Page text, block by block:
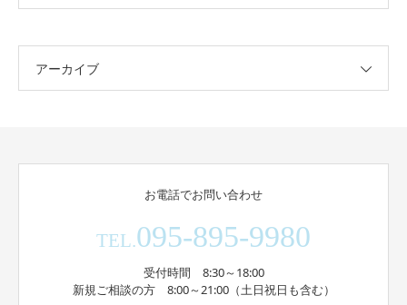
アーカイブ
お電話でお問い合わせ
TEL.095-895-9980
受付時間 8:30～18:00
新規ご相談の方 8:00～21:00（土日祝日も含む）